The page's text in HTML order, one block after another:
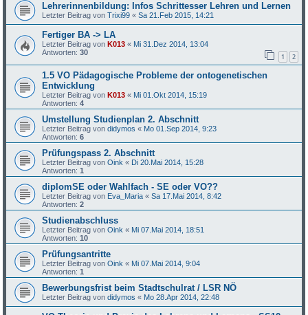
Lehrerinnenbildung: Infos Schrittesser Lehren und Lernen
Letzter Beitrag vonTrixi99 «Sa 21.Feb 2015, 14:21
Fertiger BA -> LA
Letzter Beitrag vonK013 « Mi 31.Dez 2014, 13:04
Antworten:30 1 2
1.5 VO Pädagogische Probleme der ontogenetischen
Entwicklung
Letzter Beitrag vonK013 « Mi 01.Okt 2014, 15:19
Antworten:4
Umstellung Studienplan 2. Abschnitt
Letzter Beitrag vondidymos « Mo 01.Sep 2014, 9:23
Antworten:6
Prüfungspass 2. Abschnitt
Letzter Beitrag vonOink « Di 20.Mai 2014, 15:28
Antworten:1
diplomSE oder Wahlfach - SE oder VO??
Letzter Beitrag von Eva_Maria «Sa 17.Mai 2014, 8:42
Antworten:2
Studienabschluss
Letzter Beitrag vonOink « Mi 07.Mai 2014, 18:51
Antworten:10
Prüfungsantritte
Letzter Beitrag vonOink « Mi 07.Mai 2014, 9:04
Antworten:1
Bewerbungsfrist beim Stadtschulrat / LSR NÖ
Letzter Beitrag vondidymos « Mo 28.Apr 2014, 22:48